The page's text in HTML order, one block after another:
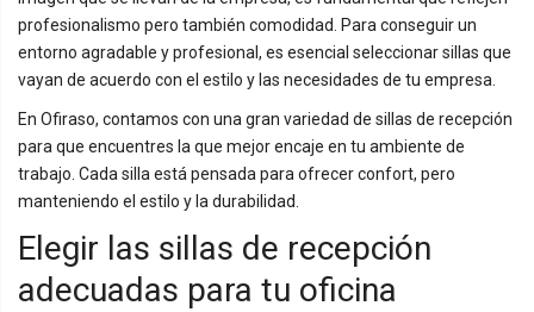
profesionalismo pero también comodidad. Para conseguir un
entorno agradable y profesional, es esencial seleccionar sillas que
vayan de acuerdo con el estilo y las necesidades de tu empresa.
En Ofiraso, contamos con una gran variedad de sillas de recepción
para que encuentres la que mejor encaje en tu ambiente de
trabajo. Cada silla está pensada para ofrecer confort, pero
manteniendo el estilo y la durabilidad.
Elegir las sillas de recepción
adecuadas para tu oficina